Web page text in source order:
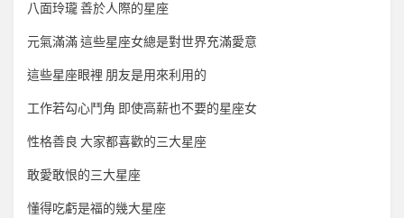
八面玲瓏 善於人際的星座
元氣滿滿 這些星座女總是對世界充滿愛意
這些星座眼裡 朋友是用來利用的
工作若勾心鬥角 即使高薪也不要的星座女
性格善良 大家都喜歡的三大星座
敢愛敢恨的三大星座
懂得吃虧是福的幾大星座